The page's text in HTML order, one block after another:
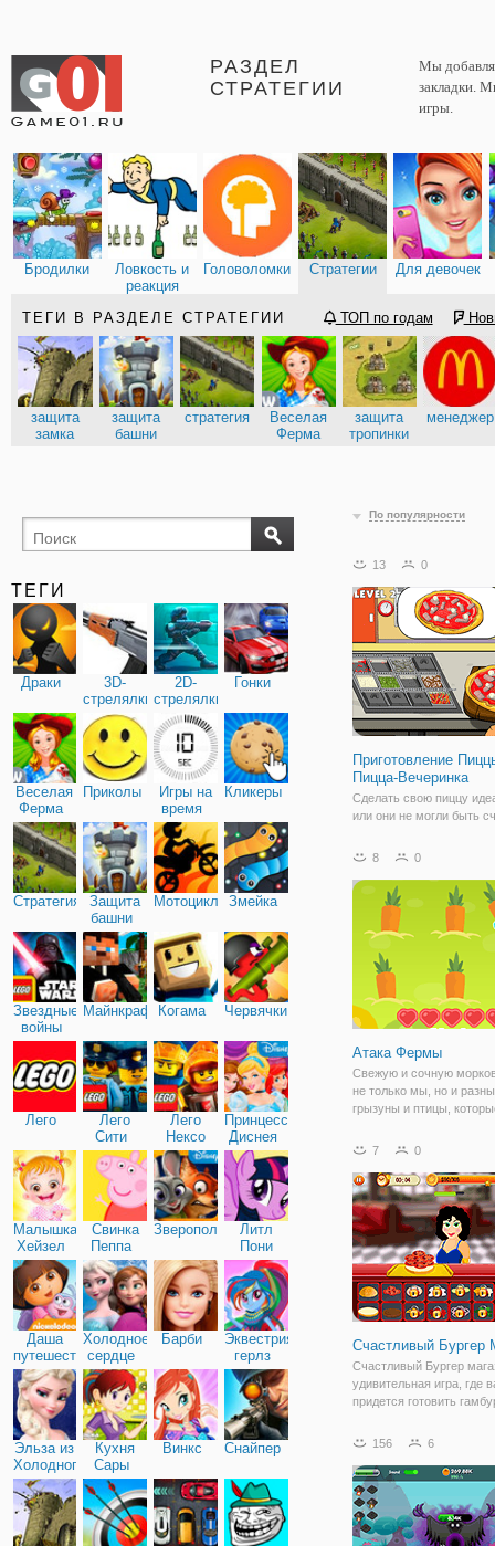
РАЗДЕЛ
СТРАТЕГИИ
Мы
закладки.
игры.
Бродилки
Ловкость и
реакция
Головоломки Стратегии Для девочек
ТЕГИ В РАЗДЕЛЕ СТРАТЕГИИ ТОП по годам
защита
замка
защита
башни
стратегия
Веселая
Ферма
защита
тропинки
менеджер
ТЕГИ
Драки
3D-
стрелялки
2D-
стрелялки
Гонки
Веселая
Ферма
Приколы
Игры на
время
Кликеры
Стратегия
Защита
башни
МотоциклыЗмейка
Звездные
войны
МайнкрафтКогама Червячки
Лего
Лего
Сити
Лего
Нексо
Найтс
Принцессы
Диснея
Малышка
Хейзел
Свинка
Пеппа
Зверополис
Литл
Пони
Дружба
Даша
путешественница
Холодное
сердце
Барби
Эквестрия
герлз
Эльза из
Холодного
сердца
Кухня
Сары
Винкс Снайпер
По популярности
13 0
Приготовление
Пицца-Вечеринка
Сделать свою пиццу
или они не могли быть
предложить новые
8 0
Атака Фермы
Свежую и сочную
не только мы, но и
грызуны и птицы,
норовят стащить ее у
аналогичной ситуации,
участок
7 0
Счастливый Бургер
Счастливый Бургер
удивительная игра, где
придется готовить
счастливыми, у вас есть
использовать, и вы
получать каждый
156 6